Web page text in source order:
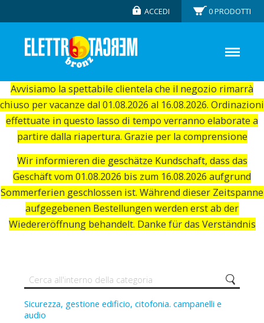
Avvisiamo la spettabile clientela che il negozio rimarrà
chiuso per vacanze dal 01.08.2026 al 16.08.2026. Ordinazioni
effettuate in questo lasso di tempo verranno elaborate a
partire dalla riapertura. Grazie per la comprensione
Wir informieren die geschätze Kundschaft, dass das
Geschäft vom 01.08.2026 bis zum 16.08.2026 aufgrund
Sommerferien geschlossen ist. Während dieser Zeitspanne
aufgegebenen Bestellungen werden erst ab der
Wiedereröffnung behandelt. Danke für das Verständnis
ACCEDI 0PRODOTTI
Sicurezza, gestione edificio, citofonia. campanelli e
audio